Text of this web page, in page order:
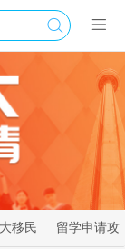
移民 留学申请攻